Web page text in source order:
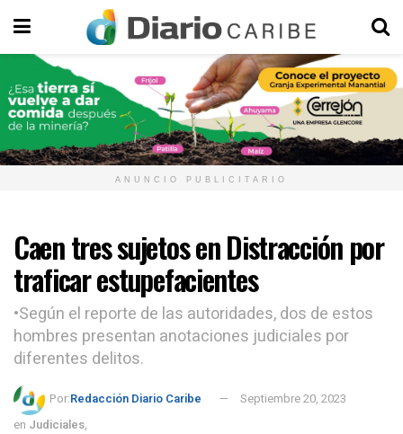
ANUNCIO PUBLICITARIO
Caen tres sujetos en Distracción por
traficar estupefacientes
•Según el reporte de las autoridades, dos de estos
hombres presentan anotaciones judiciales por
diferentes delitos.
Por:Redacción Diario Caribe
Septiembre 20, 2023
en Judiciales,